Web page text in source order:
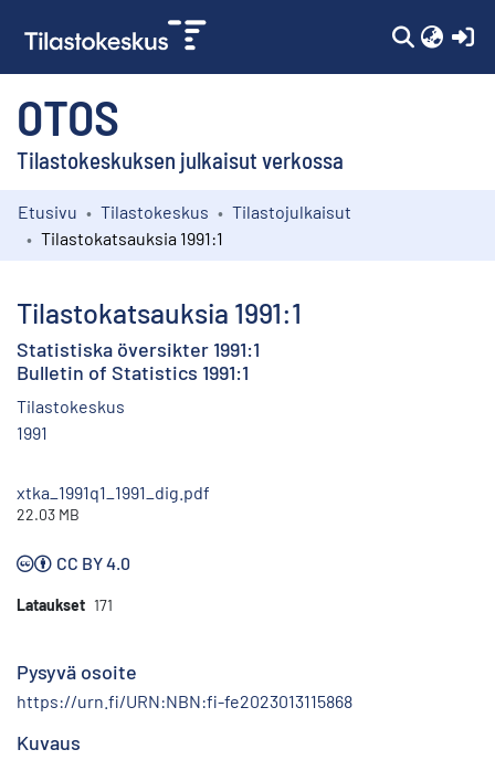
OTOS
Tilastokeskuksen julkaisut verkossa
Kokoelmat
Etusivu Tilastokeskus
Tilastojulkaisut
Tilastokatsauksia 1991:1
Tilastokatsauksia 1991:1
Statistiska översikter 1991:1
Bulletin of Statistics 1991:1
Tilastokeskus
1991
xtka_1991q1_1991_dig.pdf
22.03 MB
CC BY 4.0
Lataukset 171
Pysyvä osoite
https://urn.fi/URN:NBN:fi-fe2023013115868
Kuvaus